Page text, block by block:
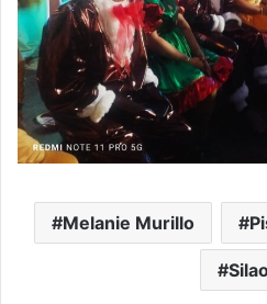
Melanie Murillo